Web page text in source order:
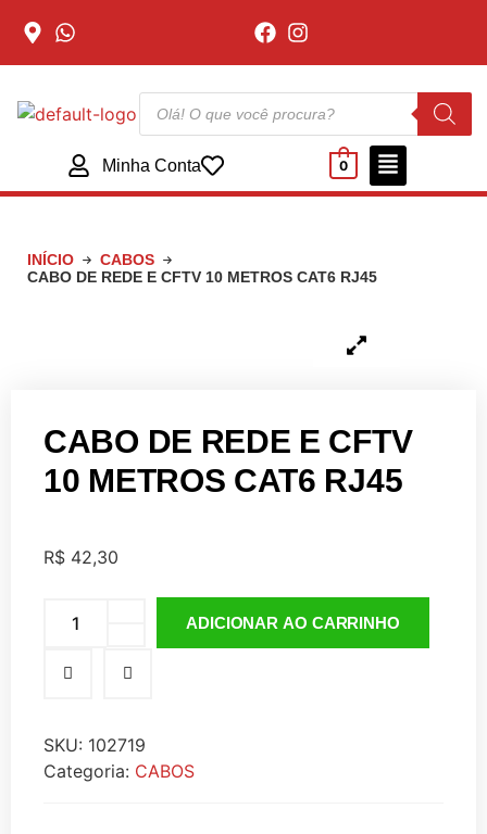
Minha Conta 0
INÍCIO
CABOS
CABO DE REDE E CFTV 10 METROS CAT6 RJ45
CABO DE REDE E CFTV
10 METROS CAT6 RJ45
R$ 42,30
ADICIONAR AO CARRINHO
SKU: 102719
Categoria: CABOS